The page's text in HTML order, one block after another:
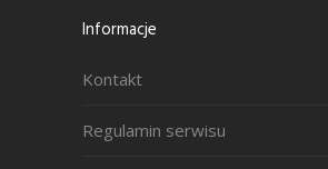
Informacje
Kontakt
Regulamin serwisu